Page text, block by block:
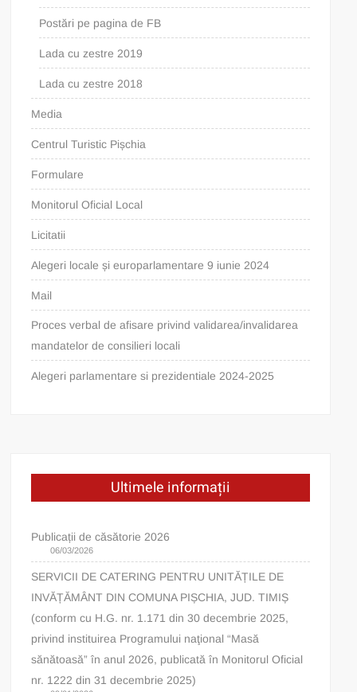
Postări pe pagina de FB
Lada cu zestre 2019
Lada cu zestre 2018
Media
Centrul Turistic Pișchia
Formulare
Monitorul Oficial Local
Licitatii
Alegeri locale și europarlamentare 9 iunie 2024
Mail
Proces verbal de afisare privind validarea/invalidarea
mandatelor de consilieri locali
Alegeri parlamentare si prezidentiale 2024-2025
Ultimele informații
Publicații de căsătorie 2026
06/03/2026
SERVICII DE CATERING PENTRU UNITĂȚILE DE
INVĂȚĂMÂNT DIN COMUNA PIȘCHIA, JUD. TIMIȘ
(conform cu H.G. nr. 1.171 din 30 decembrie 2025,
privind instituirea Programului naţional “Masă
sănătoasă” în anul 2026, publicată în Monitorul Oficial
nr. 1222 din 31 decembrie 2025)